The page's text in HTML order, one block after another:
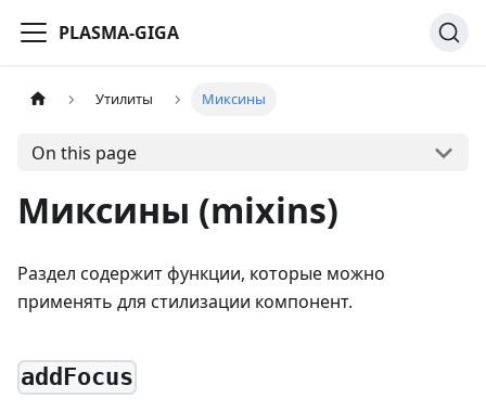
PLASMA-GIGA
Утилиты Миксины
On this page
Миксины (mixins)
Раздел содержит функции, которые можно
применять для стилизации компонент.
addFocus